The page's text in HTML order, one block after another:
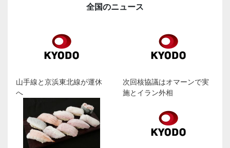
全国のニュース
山手線と京浜東北線が運休
へ
次回核協議はオマーンで実
施とイラン外相